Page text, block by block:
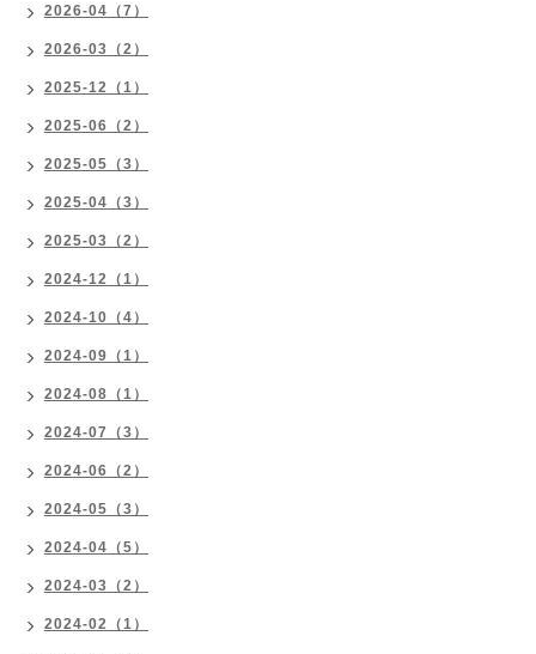
2026-04（7）
2026-03（2）
2025-12（1）
2025-06（2）
2025-05（3）
2025-04（3）
2025-03（2）
2024-12（1）
2024-10（4）
2024-09（1）
2024-08（1）
2024-07（3）
2024-06（2）
2024-05（3）
2024-04（5）
2024-03（2）
2024-02（1）